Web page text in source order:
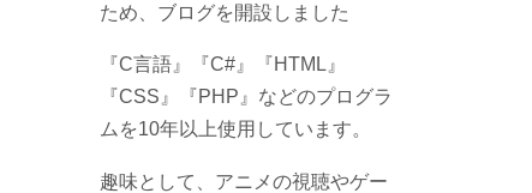
ため、ブログを開設しました
『C言語』『C#』『HTML』
『CSS』『PHP』などのプログラ
ムを10年以上使用しています。
趣味として、アニメの視聴やゲー